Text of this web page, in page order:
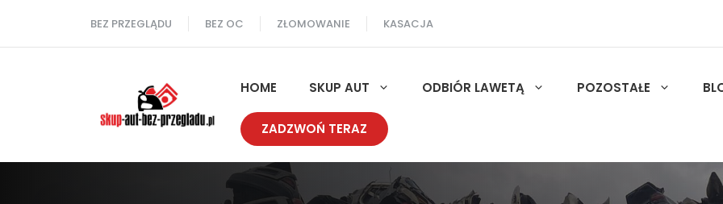
treści
BEZ PRZEGLĄDU BEZ OC ZŁOMOWANIE KASACJA
HOME SKUP AUT ODBIÓR LAWETĄ POZOSTAŁE
ZADZWOŃ TERAZ